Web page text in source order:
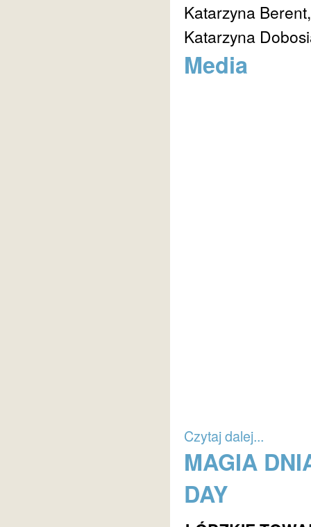
Katarzyna
Katarzyna
Media
Czytaj dalej...
MAGIA
DAY